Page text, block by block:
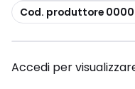
copia
Cod. produttore
Accedi per